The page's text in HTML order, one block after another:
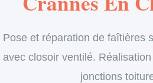
Pose et réparation de faîtières
avec closoir ventilé.
jonctions